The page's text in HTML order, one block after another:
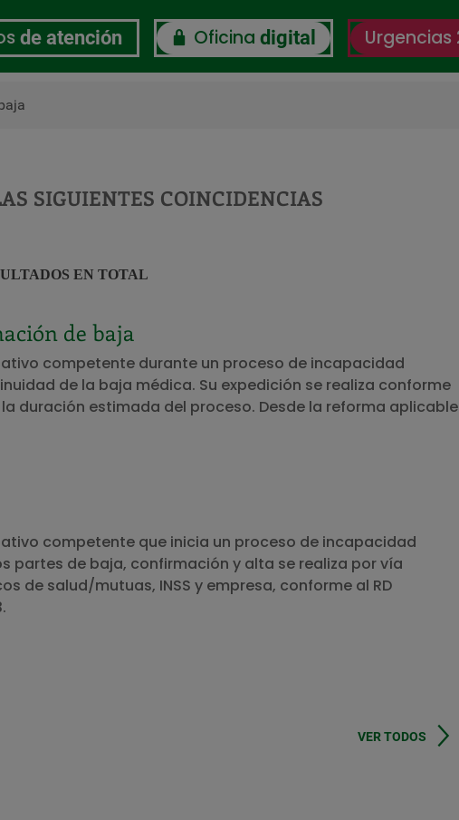
de atención Oficina digital Urgencias
Observatorio
SIGUIENTES COINCIDENCIAS
EN TOTAL
de baja
competente durante un proceso de incapacidad
de la baja médica. Su expedición se realiza conforme
duración estimada del proceso. Desde la reforma aplicable
competente que inicia un proceso de incapacidad
partes de baja, confirmación y alta se realiza por vía
de salud/mutuas, INSS y empresa, conforme al RD
VER TODOS